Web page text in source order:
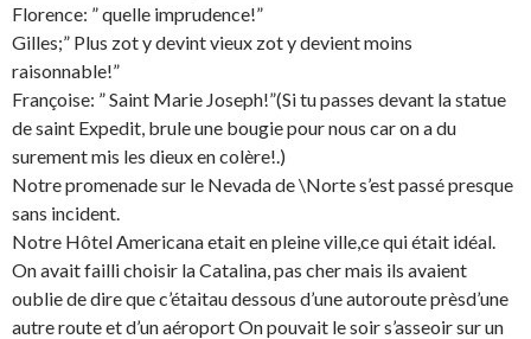
Florence: ” quelle imprudence!”
Gilles;” Plus zot y devint vieux zot y devient moins
raisonnable!”
Françoise: ” Saint Marie Joseph!”(Si tu passes devant la statue
de saint Expedit, brule une bougie pour nous car on a du
surement mis les dieux en colère!.)
Notre promenade sur le Nevada de \Norte s’est passé presque
sans incident.
Notre Hôtel Americana etait en pleine ville,ce qui était idéal.
On avait failli choisir la Catalina, pas cher mais ils avaient
oublie de dire que c’étaitau dessous d’une autoroute prèsd’une
autre route et d’un aéroport On pouvait le soir s’asseoir sur un